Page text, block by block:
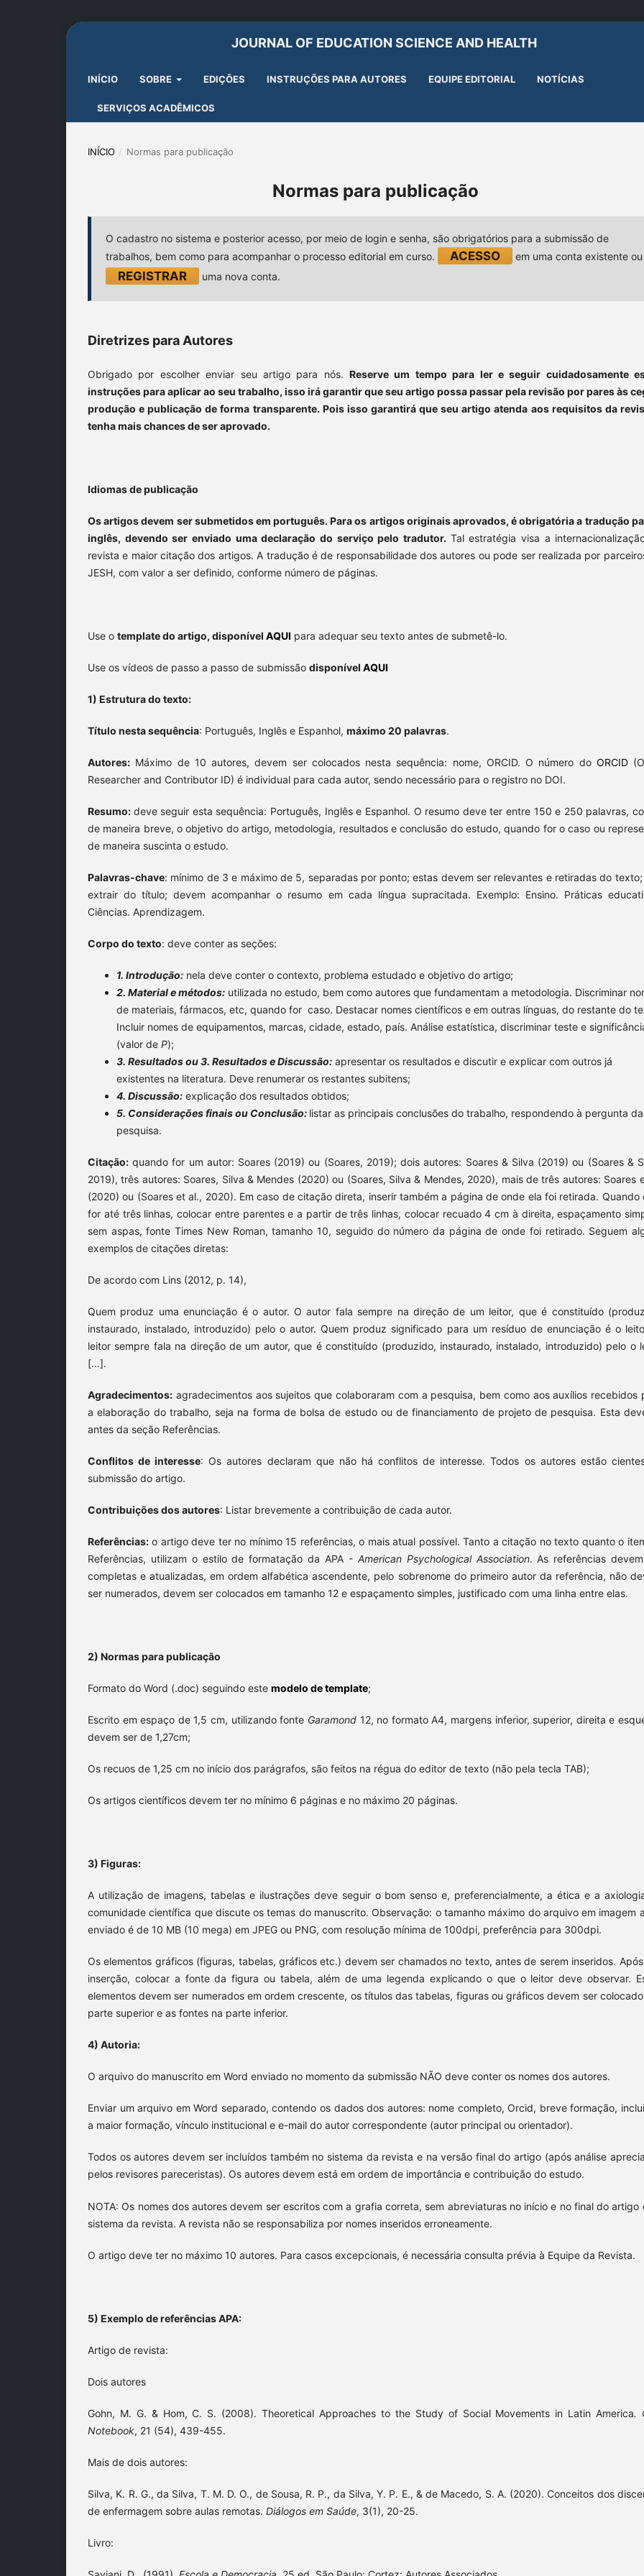
JOURNAL OF EDUCATION SCIENCE AND HEALTH
INÍCIO SOBRE EDIÇÕES INSTRUÇÕES PARA AUTORES EQUIPE EDITORIAL NOTÍCIAS
SERVIÇOS ACADÊMICOS
INÍCIO / Normas para publicação
Normas para publicação
O cadastro no sistema e posterior acesso, por meio de login e senha, são obrigatórios para a submissão de
trabalhos, bem como para acompanhar o processo editorial em curso.
ACESSO em uma conta existente ou
REGISTRAR uma nova conta.
Diretrizes para Autores
Obrigado por escolher enviar seu artigo para nós. Reserve um tempo para ler e seguir cuidadosamente e
instruções para aplicar ao seu trabalho, isso irá garantir que seu artigo possa passar pela revisão por pares às
produção e publicação de forma transparente. Pois isso garantirá que seu artigo atenda aos requisitos da
tenha mais chances de ser aprovado.
Idiomas de publicação
Os artigos devem ser submetidos em português. Para os artigos originais aprovados, é obrigatória a tradução
inglês, devendo ser enviado uma declaração do serviço pelo tradutor. Tal estratégia visa a
revista e maior citação dos artigos. A tradução é de responsabilidade dos autores ou pode ser realizada por
JESH, com valor a ser definido, conforme número de páginas.
Use o template do artigo, disponível AQUI para adequar seu texto antes de submetê-lo.
Use os vídeos de passo a passo de submissão disponível AQUI
1) Estrutura do texto:
Título nesta sequência: Português, Inglês e Espanhol, máximo 20 palavras.
Autores: Máximo de 10 autores, devem ser colocados nesta sequência: nome, ORCID. O número do ORCID
Researcher and Contributor ID) é individual para cada autor, sendo necessário para o registro no DOI.
Resumo: deve seguir esta sequência: Português, Inglês e Espanhol. O resumo deve ter entre 150 e 250 palavras,
de maneira breve, o objetivo do artigo, metodologia, resultados e conclusão do estudo, quando for o caso ou
de maneira suscinta o estudo.
Palavras-chave: mínimo de 3 e máximo de 5, separadas por ponto; estas devem ser relevantes e retiradas do
extrair do título; devem acompanhar o resumo em cada língua supracitada. Exemplo: Ensino. Práticas
Ciências. Aprendizagem.
Corpo do texto: deve conter as seções:
1. Introdução: nela deve conter o contexto, problema estudado e objetivo do artigo;
2. Material e métodos: utilizada no estudo, bem como autores que fundamentam a metodologia. Discriminar
de materiais, fármacos, etc, quando for caso. Destacar nomes científicos e em outras línguas, do restante do
Incluir nomes de equipamentos, marcas, cidade, estado, país. Análise estatística, discriminar teste e
(valor de P);
3. Resultados ou 3. Resultados e Discussão: apresentar os resultados e discutir e explicar com outros já
existentes na literatura. Deve renumerar os restantes subitens;
4. Discussão: explicação dos resultados obtidos;
5. Considerações finais ou Conclusão: listar as principais conclusões do trabalho, respondendo à pergunta da
pesquisa.
Citação: quando for um autor: Soares (2019) ou (Soares, 2019); dois autores: Soares & Silva (2019) ou (Soares &
2019), três autores: Soares, Silva & Mendes (2020) ou (Soares, Silva & Mendes, 2020), mais de três autores: Soares
(2020) ou (Soares et al., 2020). Em caso de citação direta, inserir também a página de onde ela foi retirada. Quando
for até três linhas, colocar entre parentes e a partir de três linhas, colocar recuado 4 cm à direita, espaçamento
sem aspas, fonte Times New Roman, tamanho 10, seguido do número da página de onde foi retirado. Seguem
exemplos de citações diretas:
De acordo com Lins (2012, p. 14),
Quem produz uma enunciação é o autor. O autor fala sempre na direção de um leitor, que é constituído
instaurado, instalado, introduzido) pelo o autor. Quem produz significado para um resíduo de enunciação é o
leitor sempre fala na direção de um autor, que é constituído (produzido, instaurado, instalado, introduzido) pelo o
[...].
Agradecimentos: agradecimentos aos sujeitos que colaboraram com a pesquisa, bem como aos auxílios recebidos
a elaboração do trabalho, seja na forma de bolsa de estudo ou de financiamento de projeto de pesquisa. Esta
antes da seção Referências.
Conflitos de interesse: Os autores declaram que não há conflitos de interesse. Todos os autores estão
submissão do artigo.
Contribuições dos autores: Listar brevemente a contribuição de cada autor.
Referências: o artigo deve ter no mínimo 15 referências, o mais atual possível. Tanto a citação no texto quanto o
Referências, utilizam o estilo de formatação da APA - American Psychological Association. As referências
completas e atualizadas, em ordem alfabética ascendente, pelo sobrenome do primeiro autor da referência, não
ser numerados, devem ser colocados em tamanho 12 e espaçamento simples, justificado com uma linha entre elas.
2) Normas para publicação
Formato do Word (.doc) seguindo este modelo de template;
Escrito em espaço de 1,5 cm, utilizando fonte Garamond12, no formato A4, margens inferior, superior, direita e
devem ser de 1,27cm;
Os recuos de 1,25 cm no início dos parágrafos, são feitos na régua do editor de texto (não pela tecla TAB);
Os artigos científicos devem ter no mínimo 6 páginas e no máximo 20 páginas.
3) Figuras:
A utilização de imagens, tabelas e ilustrações deve seguir o bom senso e, preferencialmente, a ética e a
comunidade científica que discute os temas do manuscrito. Observação: o tamanho máximo do arquivo em imagem
enviado é de 10 MB (10 mega) em JPEG ou PNG, com resolução mínima de 100dpi, preferência para 300dpi.
Os elementos gráficos (figuras, tabelas, gráficos etc.) devem ser chamados no texto, antes de serem inseridos.
inserção, colocar a fonte da figura ou tabela, além de uma legenda explicando o que o leitor deve observar.
elementos devem ser numerados em ordem crescente, os títulos das tabelas, figuras ou gráficos devem ser
parte superior e as fontes na parte inferior.
4) Autoria:
O arquivo do manuscrito em Word enviado no momento da submissão NÃO deve conter os nomes dos autores.
Enviar um arquivo em Word separado, contendo os dados dos autores: nome completo, Orcid, breve formação,
a maior formação, vínculo institucional e e-mail do autor correspondente (autor principal ou orientador).
Todos os autores devem ser incluídos também no sistema da revista e na versão final do artigo (após análise
pelos revisores pareceristas). Os autores devem está em ordem de importância e contribuição do estudo.
NOTA: Os nomes dos autores devem ser escritos com a grafia correta, sem abreviaturas no início e no final do artigo
sistema da revista. A revista não se responsabiliza por nomes inseridos erroneamente.
O artigo deve ter no máximo 10 autores. Para casos excepcionais, é necessária consulta prévia à Equipe da Revista.
5) Exemplo de referências APA:
Artigo de revista:
Dois autores
Gohn, M. G. & Hom, C. S. (2008). Theoretical Approaches to the Study of Social Movements in Latin America.
Notebook, 21 (54), 439-455.
Mais de dois autores:
Silva, K. R. G., da Silva, T. M. D. O., de Sousa, R. P., da Silva, Y. P. E., & de Macedo, S. A. (2020). Conceitos dos
de enfermagem sobre aulas remotas. Diálogos em Saúde, 3(1), 20-25.
Livro: